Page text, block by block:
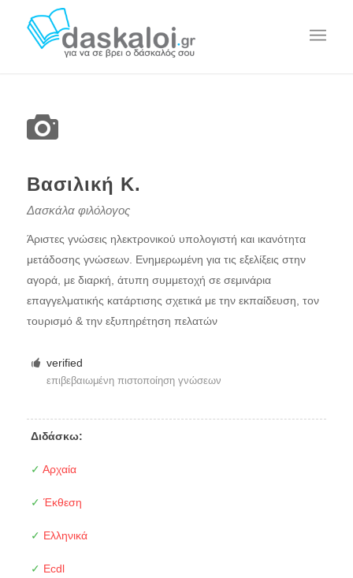
Βασιλική Κ.
Δασκάλα φιλόλογος
Άριστες γνώσεις ηλεκτρονικού υπολογιστή και ικανότητα
μετάδοσης γνώσεων. Ενημερωμένη για τις εξελίξεις στην
αγορά, με διαρκή, άτυπη συμμετοχή σε σεμινάρια
επαγγελματικής κατάρτισης σχετικά με την εκπαίδευση, τον
τουρισμό & την εξυπηρέτηση πελατών
verified
επιβεβαιωμένη πιστοποίηση γνώσεων
Διδάσκω:
✓ Αρχαία
✓ Έκθεση
✓ Ελληνικά
✓ Ecdl